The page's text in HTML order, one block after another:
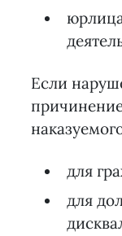
Если
для
для